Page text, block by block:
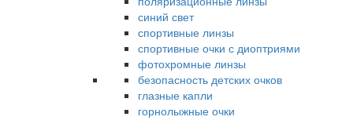
синий свет
спортивные линзы
спортивные очки с диоптриями
фотохромные линзы
безопасность детских очков
глазные капли
горнолыжные очки